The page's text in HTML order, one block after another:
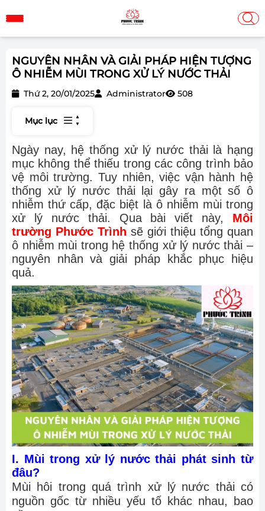
NGUYÊN NHÂN VÀ GIẢI PHÁP HIỆN TƯỢNG
Ô NHIỄM MÙI TRONG XỬ LÝ NƯỚC THẢI
Thứ 2, 20/01/2025 Administrator 508
Mục lục
Ngày nay, hệ thống xử lý nước thải là hạng
mục không thể thiếu trong các công trình bảo
vệ môi trường. Tuy nhiên, việc vận hành hệ
thống xử lý nước thải lại gây ra một số ô
nhiễm thứ cấp, đặc biệt là ô nhiễm mùi trong
xử lý nước thải. Qua bài viết này, Môi
trường Phước Trình sẽ giới thiệu tổng quan
ô nhiễm mùi trong hệ thống xử lý nước thải –
nguyên nhân và giải pháp khắc phục hiệu
quả.
I. Mùi trong xử lý nước thải phát sinh từ
đâu?
Mùi hôi trong quá trình xử lý nước thải có
nguồn gốc từ nhiều yếu tố khác nhau, bao